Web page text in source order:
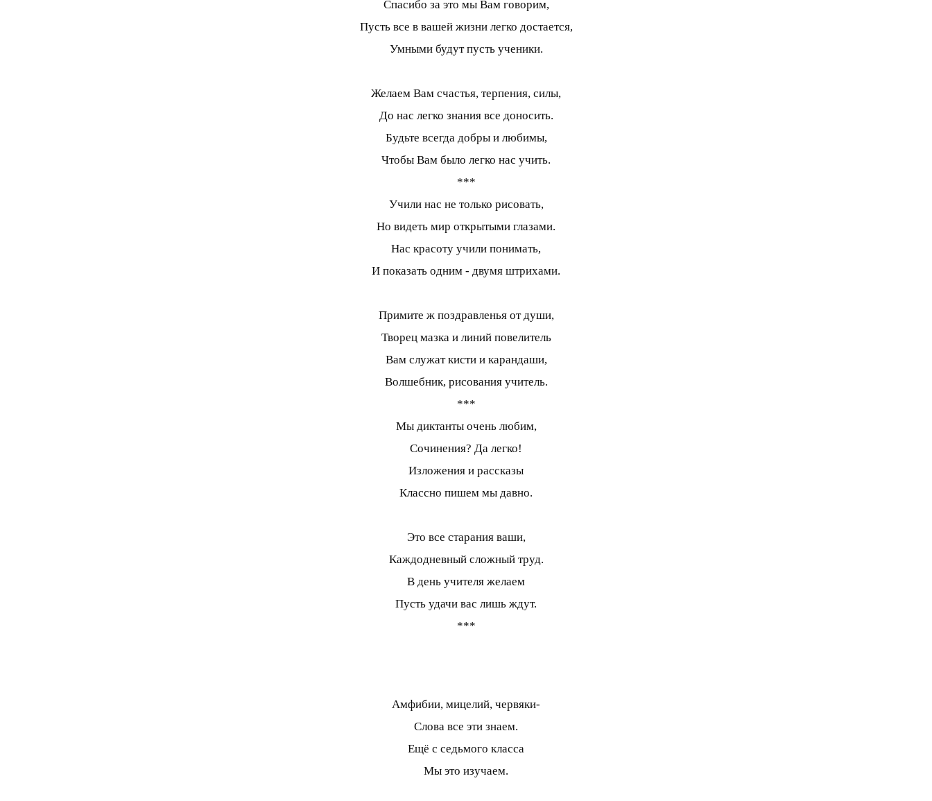
Спасибо за это мы Вам говорим,
Пусть все в вашей жизни легко достается,
Умными будут пусть ученики.
Желаем Вам счастья, терпения, силы,
До нас легко знания все доносить.
Будьте всегда добры и любимы,
Чтобы Вам было легко нас учить.
***
Учили нас не только рисовать,
Но видеть мир открытыми глазами.
Нас красоту учили понимать,
И показать одним - двумя штрихами.
Примите ж поздравленья от души,
Творец мазка и линий повелитель
Вам служат кисти и карандаши,
Волшебник, рисования учитель.
***
Мы диктанты очень любим,
Сочинения? Да легко!
Изложения и рассказы
Классно пишем мы давно.
Это все старания ваши,
Каждодневный сложный труд.
В день учителя желаем
Пусть удачи вас лишь ждут.
***
Амфибии, мицелий, червяки-
Слова все эти знаем.
Ещё с седьмого класса
Мы это изучаем.